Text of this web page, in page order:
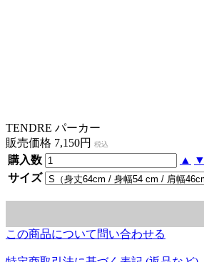
TENDRE パーカー
販売価格 7,150円
税込
購入数 ▲
▼
サイズ
この商品について問い合わせる